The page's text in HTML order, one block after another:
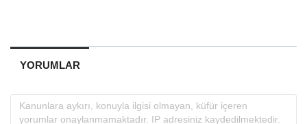
YORUMLAR